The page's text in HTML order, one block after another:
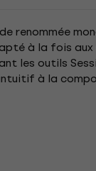
renommée
à la fois
les outils
à la